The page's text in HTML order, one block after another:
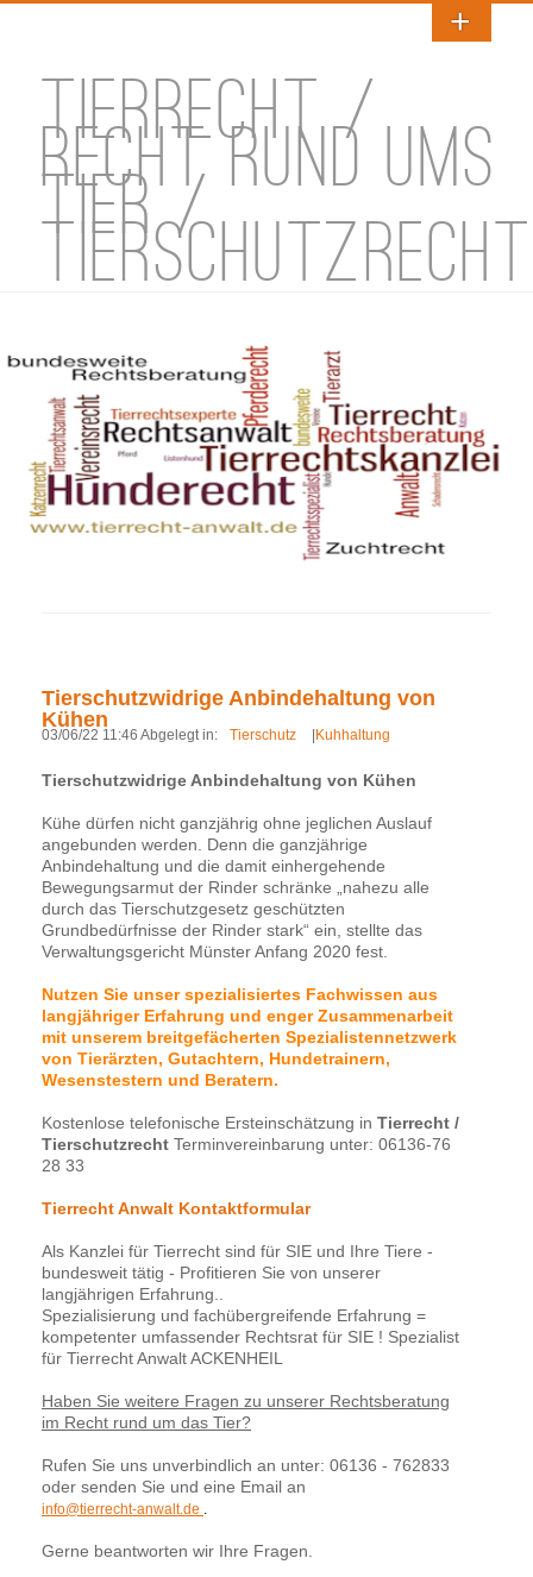
TIERRECHT /
RECHT RUND UMS
TIER /
TIERSCHUTZRECHT
Tierschutzwidrige Anbindehaltung von
Kühen
03/06/22 11:46 Abgelegt in: Tierschutz |Kuhhaltung
Tierschutzwidrige Anbindehaltung von Kühen
Kühe dürfen nicht ganzjährig ohne jeglichen Auslauf
angebunden werden. Denn die ganzjährige
Anbindehaltung und die damit einhergehende
Bewegungsarmut der Rinder schränke „nahezu alle
durch das Tierschutzgesetz geschützten
Grundbedürfnisse der Rinder stark“ ein, stellte das
Verwaltungsgericht Münster Anfang 2020 fest.
Nutzen Sie unser spezialisiertes Fachwissen aus
langjähriger Erfahrung und enger Zusammenarbeit
mit unserem breitgefächerten Spezialistennetzwerk
von Tierärzten, Gutachtern, Hundetrainern,
Wesenstestern und Beratern.
Kostenlose telefonische Ersteinschätzung in Tierrecht /
Tierschutzrecht Terminvereinbarung unter: 06136-76
28 33
Tierrecht Anwalt Kontaktformular
Als Kanzlei für Tierrecht sind für SIE und Ihre Tiere -
bundesweit tätig - Profitieren Sie von unserer
langjährigen Erfahrung..
Spezialisierung und fachübergreifende Erfahrung =
kompetenter umfassender Rechtsrat für SIE ! Spezialist
für Tierrecht Anwalt ACKENHEIL
Haben Sie weitere Fragen zu unserer Rechtsberatung
im Recht rund um das Tier?
Rufen Sie uns unverbindlich an unter: 06136 - 762833
oder senden Sie und eine Email an
info@tierrecht-anwalt.de
Gerne beantworten wir Ihre Fragen.